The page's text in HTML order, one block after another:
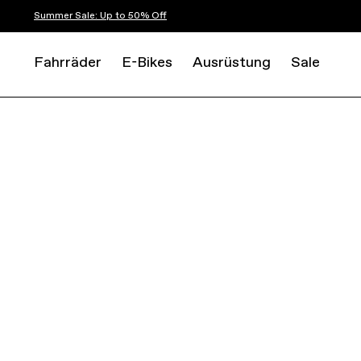
Summer Sale: Up to 50% Off
Fahrräder E-Bikes Ausrüstung Sale